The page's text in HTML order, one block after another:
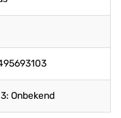
Onbekend